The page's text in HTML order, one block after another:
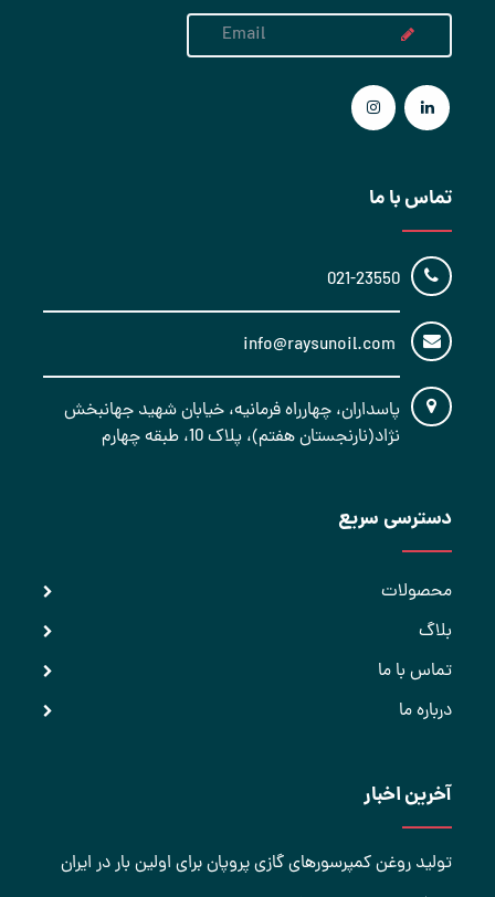
تماس با ما
021-23550
پاسداران، چهارراه فرمانیه، خیابان شهید جهانبخش
نژاد(نارنجستان هفتم)، پلاک 10، طبقه چهارم
دسترسی سریع
محصولات
بلاگ
تماس با ما
درباره ما
آخرین اخبار
تولید روغن کمپرسورهای گازی پروپان برای اولین بار در ایران